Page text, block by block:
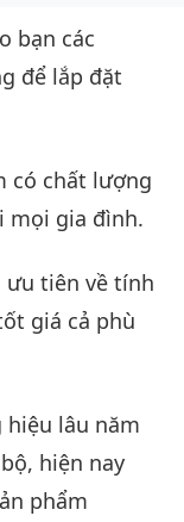
bạn các
để lắp đặt
có chất lượng
mọi gia đình.
ưu tiên về tính
giá cả phù
lâu năm
hiện nay
phẩm